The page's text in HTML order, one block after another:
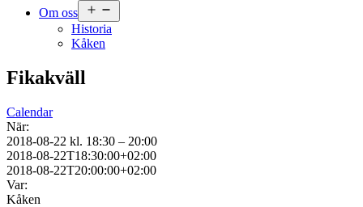
Om oss
meny
Historia
Kåken
Fikakväll
Calendar
När:
2018-08-22 kl. 18:30 – 20:00
2018-08-22T18:30:00+02:00
2018-08-22T20:00:00+02:00
Var:
Kåken